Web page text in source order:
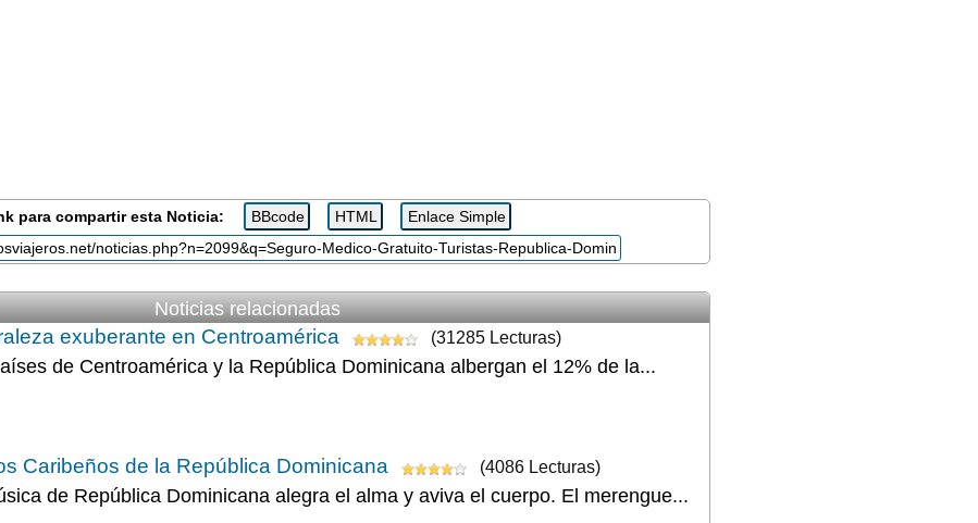
para compartir esta Noticia:
Noticias relacionadas
exuberante en Centroamérica (31285 Lecturas)
de Centroamérica y la República Dominicana albergan el 12% de la...
Caribeños de la República Dominicana (4086 Lecturas)
de República Dominicana alegra el alma y aviva el cuerpo. El merengue...